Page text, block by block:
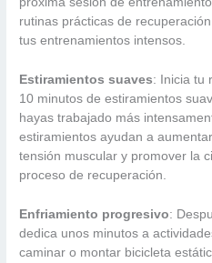
rutinas prácticas de
tus entrenamientos intensos.
Estiramientos suaves: Inicia tu
10 minutos de estiramientos
hayas trabajado más
estiramientos ayudan a
tensión muscular y promover la
proceso de recuperación.
Enfriamiento progresivo:
dedica unos minutos a
caminar o montar bicicleta